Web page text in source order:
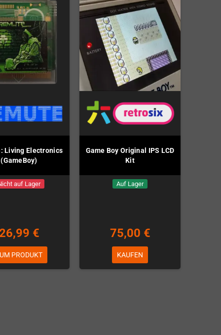
Living Electronics
(GameBoy)
auf Lager
€
PRODUKT
Game Boy Original IPS LCD
Kit
Auf Lager
75,00 €
KAUFEN